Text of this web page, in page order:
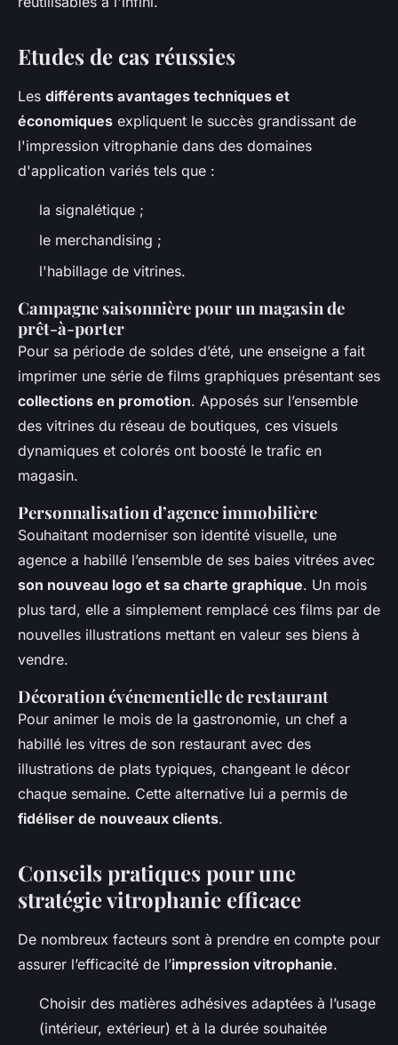
Etudes de cas réussies
Les différents avantages techniques et
économiques expliquent le succès grandissant de
l'impression vitrophanie dans des domaines
d'application variés tels que :
la signalétique ;
le merchandising ;
l'habillage de vitrines.
Campagne saisonnière pour un magasin de
prêt-à-porter
Pour sa période de soldes d’été, une enseigne a fait
imprimer une série de films graphiques présentant ses
collections en promotion. Apposés sur l’ensemble
des vitrines du réseau de boutiques, ces visuels
dynamiques et colorés ont boosté le trafic en
magasin.
Personnalisation d’agence immobilière
Souhaitant moderniser son identité visuelle, une
agence a habillé l’ensemble de ses baies vitrées avec
son nouveau logo et sa charte graphique. Un mois
plus tard, elle a simplement remplacé ces films par de
nouvelles illustrations mettant en valeur ses biens à
vendre.
Décoration événementielle de restaurant
Pour animer le mois de la gastronomie, un chef a
habillé les vitres de son restaurant avec des
illustrations de plats typiques, changeant le décor
chaque semaine. Cette alternative lui a permis de
fidéliser de nouveaux clients.
Conseils pratiques pour une
stratégie vitrophanie efficace
De nombreux facteurs sont à prendre en compte pour
assurer l’efficacité de l’impression vitrophanie.
Choisir des matières adhésives adaptées à l’usage
(intérieur, extérieur) et à la durée souhaitée